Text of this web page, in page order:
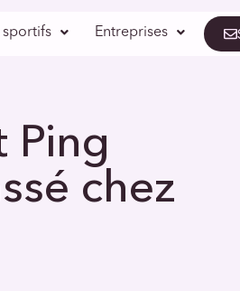
sportifs Entreprises
Ping
chez